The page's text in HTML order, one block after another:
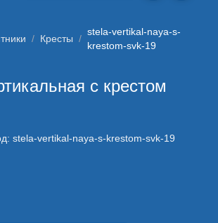
/ Кресты /
stela-vertikal-naya-s-
krestom-svk-19
с крестом
stela-vertikal-naya-s-krestom-svk-19